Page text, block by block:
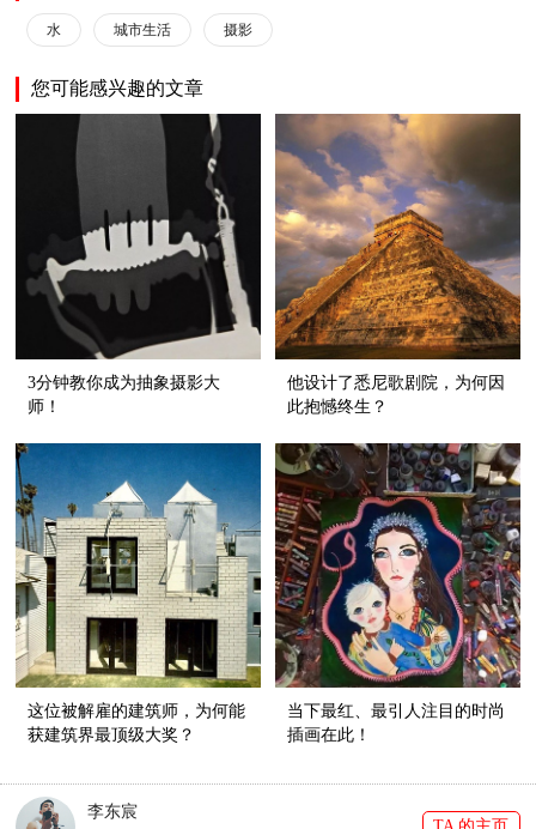
水 城市生活 摄影
您可能感兴趣的文章
3分钟教你成为抽象摄影大
师！
他设计了悉尼歌剧院，为何因
此抱憾终生？
这位被解雇的建筑师，为何能
获建筑界最顶级大奖？
当下最红、最引人注目的时尚
插画在此！
李东宸